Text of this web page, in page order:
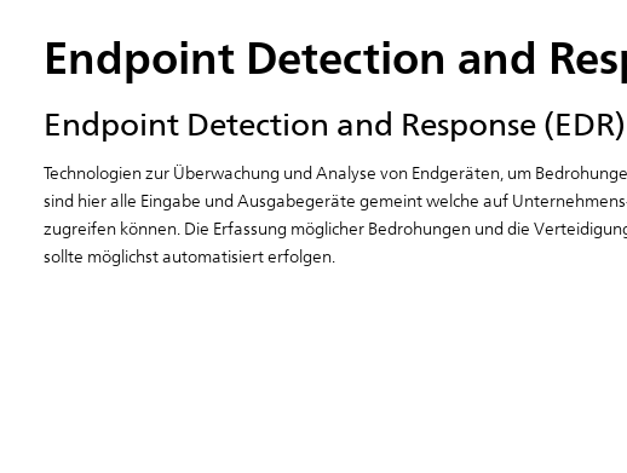
Endpoint Detection and
Endpoint Detection and Response (EDR)
Technologien zur Überwachung und Analyse von Endgeräten, um
sind hier alle Eingabe und Ausgabegeräte gemeint welche auf Un
zugreifen können. Die Erfassung möglicher Bedrohungen und die
sollte möglichst automatisiert erfolgen.